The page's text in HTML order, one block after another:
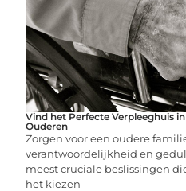
Vind het Perfecte Verpleeghuis
Ouderen
Zorgen voor een oudere
verantwoordelijkheid en
meest cruciale beslissingen
het kiezen